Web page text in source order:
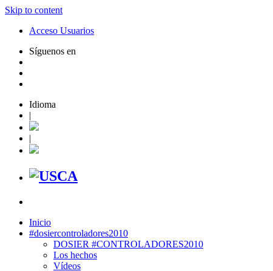
Skip to content
Acceso Usuarios
Síguenos en
Idioma
|
|
Inicio
#dosiercontroladores2010
DOSIER #CONTROLADORES2010
Los hechos
Vídeos